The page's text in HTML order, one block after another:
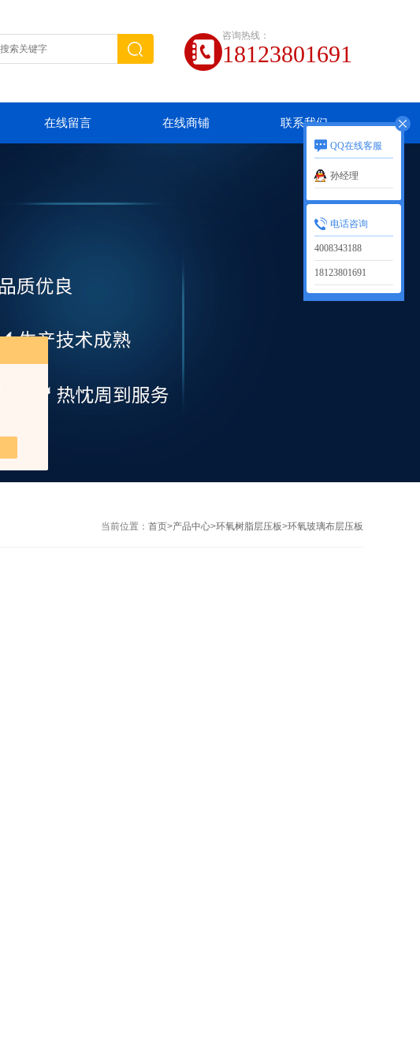
咨询热线：
18123801691
在线留言 在线商铺 联系我们
当前位置： 首页>产品中心>环氧树脂层压板>环氧玻璃布层压板
QQ在线客服
孙经理
电话咨询
4008343188
18123801691